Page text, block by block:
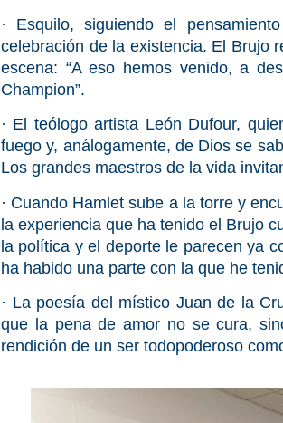
· Esquilo, siguiendo el
celebración de la existencia. El Brujo
escena: “A eso hemos venido, a
Champion”.
· El teólogo artista León Dufour,
fuego y, análogamente, de Dios se
Los grandes maestros de la vida
· Cuando Hamlet sube a la torre y
la experiencia que ha tenido el Brujo
la política y el deporte le parecen ya
ha habido una parte con la que he
· La poesía del místico Juan de la
que la pena de amor no se cura,
rendición de un ser todopoderoso